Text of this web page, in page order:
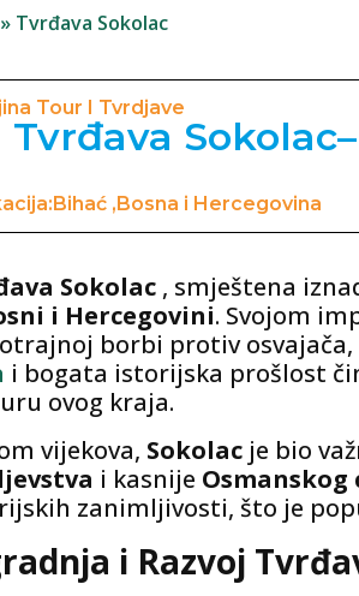
» Tvrđava Sokolac
Tour I Tvrdjave
Tvrđava
,Bosna i Hercegovina
Sokolac , smještena
i Hercegovini. Svojom
borbi protiv osvajača,
i bogata istorijska prošlost
ovog kraja.
vijekova, Sokolac je bio
i kasnije Osmanskog
zanimljivosti, što je
i Razvoj